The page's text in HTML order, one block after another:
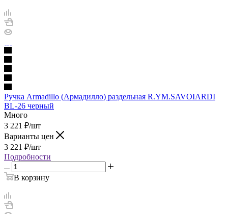
Ручка Armadillo (Армадилло) раздельная R.YM.SAVOIARDI
BL-26 черный
Много
3 221 ₽/шт
Варианты цен
3 221 ₽/шт
Подробности
В корзину